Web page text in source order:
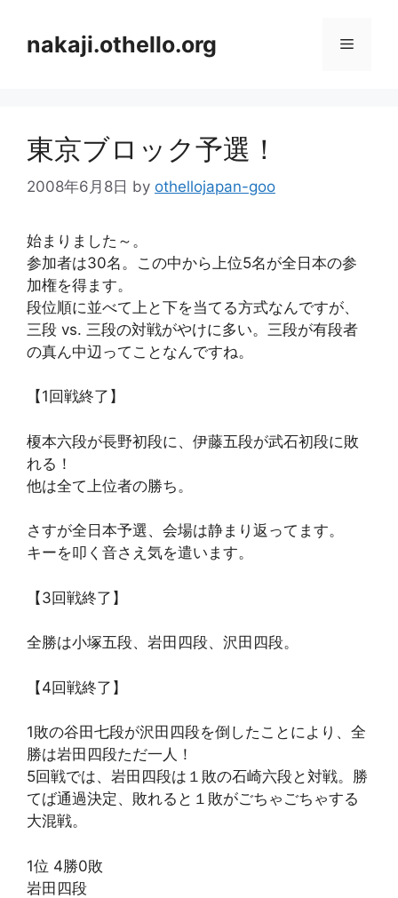
nakaji.othello.org メ
東京ブロック予選！
2008年6月8日 by othellojapan-goo
始まりました～。
参加者は30名。この中から上位5名が全日本の参
加権を得ます。
段位順に並べて上と下を当てる方式なんですが、
三段 vs. 三段の対戦がやけに多い。三段が有段者
の真ん中辺ってことなんですね。
【1回戦終了】
榎本六段が長野初段に、伊藤五段が武石初段に敗
れる！
他は全て上位者の勝ち。
さすが全日本予選、会場は静まり返ってます。
キーを叩く音さえ気を遣います。
【3回戦終了】
全勝は小塚五段、岩田四段、沢田四段。
【4回戦終了】
1敗の谷田七段が沢田四段を倒したことにより、全
勝は岩田四段ただ一人！
5回戦では、岩田四段は１敗の石崎六段と対戦。勝
てば通過決定、敗れると１敗がごちゃごちゃする
大混戦。
1位 4勝0敗
岩田四段